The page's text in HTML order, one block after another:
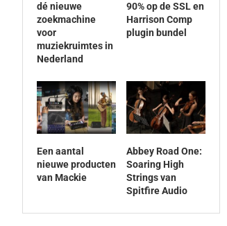
dé nieuwe
zoekmachine
voor
muziekruimtes in
Nederland
90% op de SSL en
Harrison Comp
plugin bundel
Een aantal
nieuwe producten
van Mackie
Abbey Road One:
Soaring High
Strings van
Spitfire Audio